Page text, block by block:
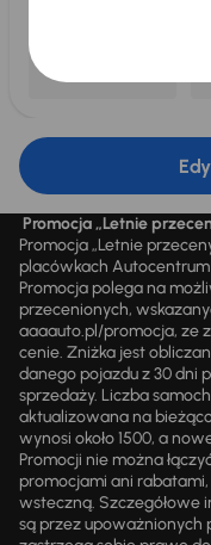
Promocja „Letnie
Promocja „Letnie
placówkach Autocentrum
Promocja polega na
przecenionych,
aaaauto.pl/promocja, ze
cenie. Zniżka jest
danego pojazdu z 30 dni
sprzedaży. Liczba
aktualizowana na
wynosi około 1500, a
Promocji nie można
promocjami ani
wsteczną. Szczegółowe
są przez upoważnionych